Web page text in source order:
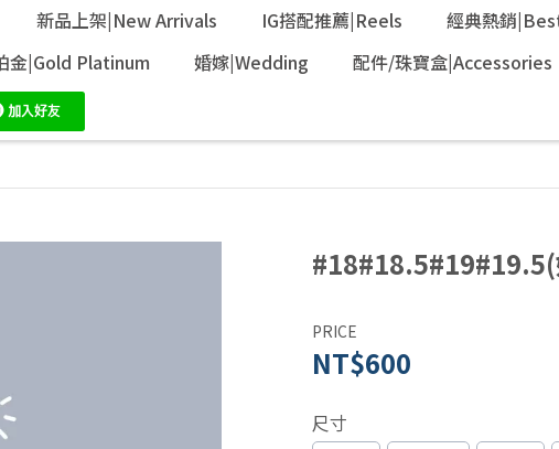
新品上架|New Arrivals IG搭配推薦|Reels 經典熱銷
金|Gold Platinum
婚嫁|Wedding 配件/珠寶盒|Accessories
PRICE
NT$600
尺寸